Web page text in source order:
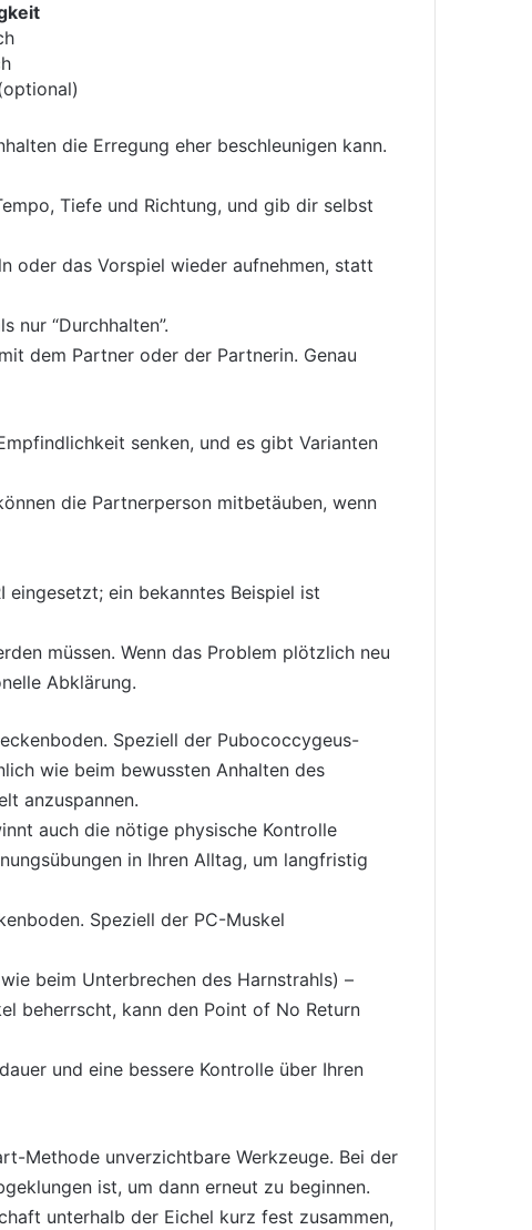
die Erregung eher beschleunigen kann.
Tiefe und Richtung, und gib dir selbst
oder das Vorspiel wieder aufnehmen, statt
nur “Durchhalten”.
dem Partner oder der Partnerin. Genau
senken, und es gibt Varianten
die Partnerperson mitbetäuben, wenn
eingesetzt; ein bekanntes Beispiel ist
müssen. Wenn das Problem plötzlich neu
Abklärung.
Speziell der Pubococcygeus-
wie beim bewussten Anhalten des
anzuspannen.
auch die nötige physische Kontrolle
in Ihren Alltag, um langfristig
Speziell der PC-Muskel
beim Unterbrechen des Harnstrahls) –
beherrscht, kann den Point of No Return
und eine bessere Kontrolle über Ihren
Methode unverzichtbare Werkzeuge. Bei der
ist, um dann erneut zu beginnen.
unterhalb der Eichel kurz fest zusammen,